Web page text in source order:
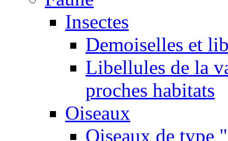
Insectes
Demoiselles et
Libellules de la
proches habitats
Oiseaux
Oiseaux de type